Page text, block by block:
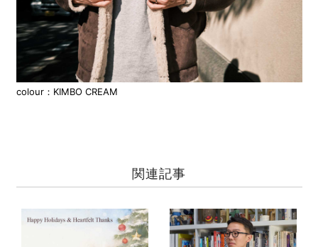
colour：KIMBO CREAM
関連記事